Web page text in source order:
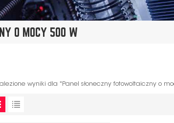
O MOCY 500 W
wyniki dla "Panel słoneczny fotowoltaiczny o